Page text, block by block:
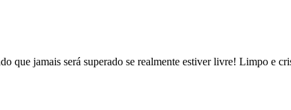
que jamais será superado se realmente estiver livre! Limpo e